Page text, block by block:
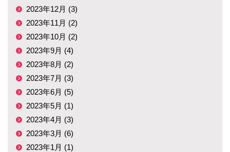
2023年12月 (3)
2023年11月 (2)
2023年10月 (2)
2023年9月 (4)
2023年8月 (2)
2023年7月 (3)
2023年6月 (5)
2023年5月 (1)
2023年4月 (3)
2023年3月 (6)
2023年1月 (1)